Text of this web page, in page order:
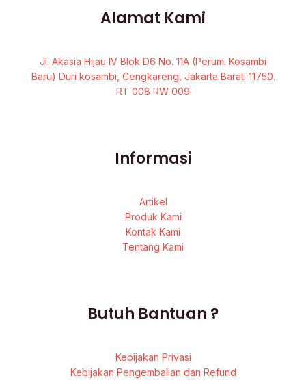
Alamat Kami
Jl. Akasia Hijau IV Blok D6 No. 11A (Perum. Kosambi
Baru) Duri kosambi, Cengkareng, Jakarta Barat. 11750.
RT 008 RW 009
Informasi
Artikel
Produk Kami
Kontak Kami
Tentang Kami
Butuh Bantuan ?
Kebijakan Privasi
Kebijakan Pengembalian dan Refund